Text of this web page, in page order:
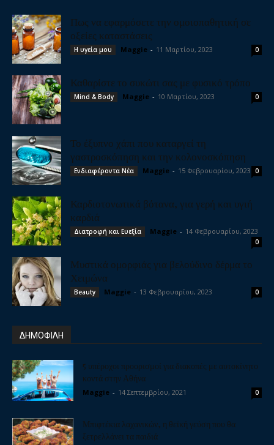
Πως να εφαρμόσετε την ομοιοπαθητική σε
οξείες καταστάσεις
Η υγεία μου Maggie - 11 Μαρτίου, 2023 0
Καθαρίστε το συκώτι σας με φυσικό τρόπο
Mind & Body Maggie - 10 Μαρτίου, 2023 0
Το έξυπνο χάπι που καταργεί τη
γαστροσκόπηση και την κολονοσκόπηση
Ενδιαφέροντα Νέα Maggie - 15 Φεβρουαρίου, 2023 0
Καρδιοτονωτικά βότανα, για γερή και υγιή
καρδιά
Διατροφή και Ευεξία Maggie - 14 Φεβρουαρίου, 2023
0
Μυστικά ομορφιάς για βελούδινο δέρμα το
Χειμώνα
Beauty Maggie - 13 Φεβρουαρίου, 2023 0
ΔΗΜΟΦΙΛΗ
5 υπέροχοι προορισμοί για διακοπές με αυτοκίνητο
κοντά στην Αθήνα
Maggie - 14 Σεπτεμβρίου, 2021 0
Μπιφτέκια λαχανικών, η θεϊκή γεύση που θα
ξετρελλάνει τα παιδιά